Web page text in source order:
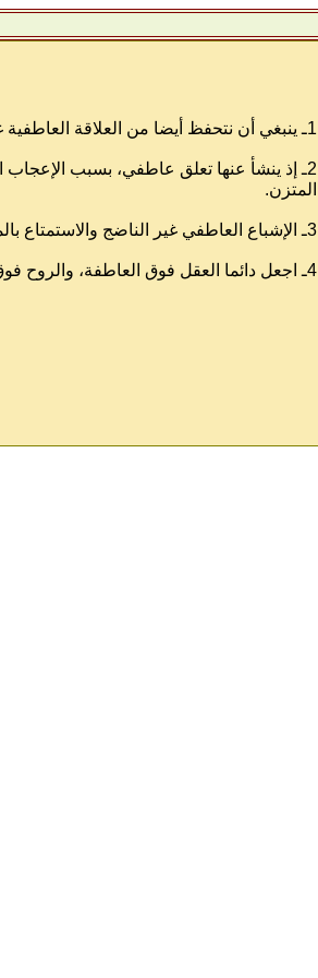
1ـ ينبغي أن نتحفظ أيضا من العلاقة العاطفية غير المتعقلة.
2ـ إذ ينشأ عنها تعلق عاطفي، بسبب
المتزن.
3ـ الإشباع العاطفي غير الناضج والاستمتاع بالمغامرات العاطفية كالأفلام السينمائية والحب الرومانسي، تشعل الشهوة.
4ـ اجعل دائما العقل فوق العاطفة، والروح فوق العقل.